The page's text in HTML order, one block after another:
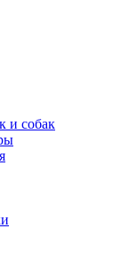
и собак